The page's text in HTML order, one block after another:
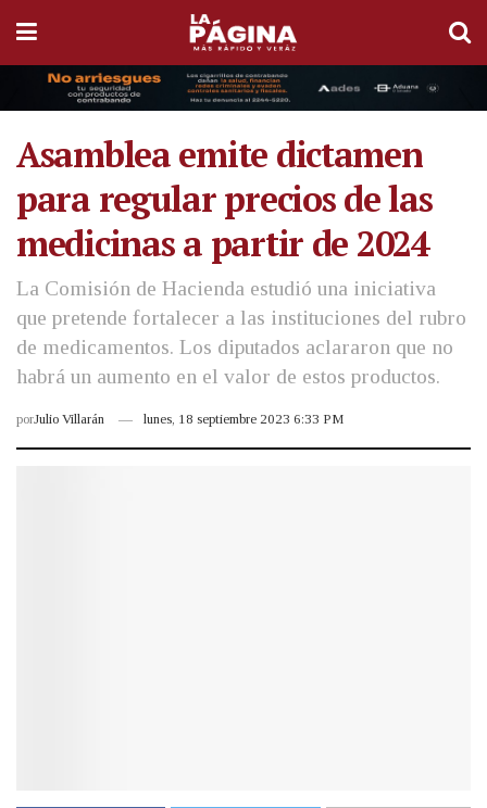
Asamblea emite dictamen
para regular precios de las
medicinas a partir de 2024
La Comisión de Hacienda estudió una iniciativa
que pretende fortalecer a las instituciones del rubro
de medicamentos. Los diputados aclararon que no
habrá un aumento en el valor de estos productos.
porJulio Villarán lunes, 18 septiembre 2023 6:33 PM